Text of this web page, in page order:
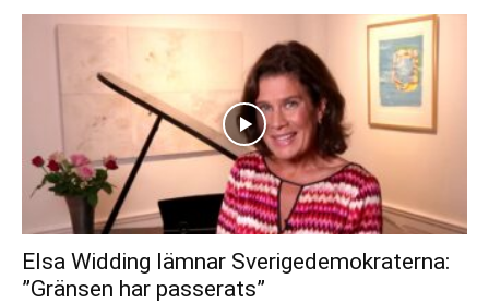
Elsa Widding lämnar Sverigedemokraterna:
”Gränsen har passerats”